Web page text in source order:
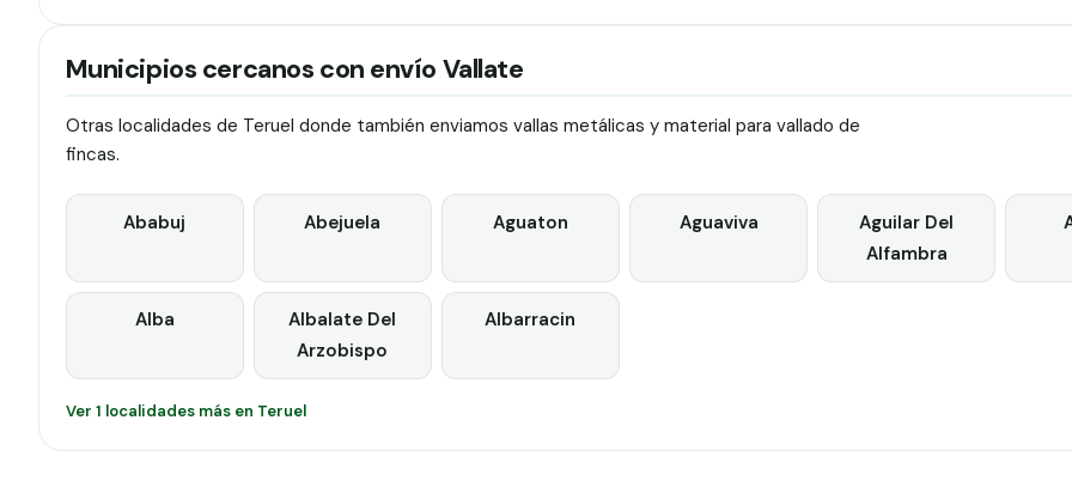
Municipios cercanos con envío Vallate
Otras localidades de Teruel donde también enviamos vallas metálicas y material para vallado de
fincas.
Ababuj Abejuela Aguaton Aguaviva
Aguilar Del
Alfambra
Alba
Albalate Del
Arzobispo
Albarracin
Ver 1 localidades más en Teruel